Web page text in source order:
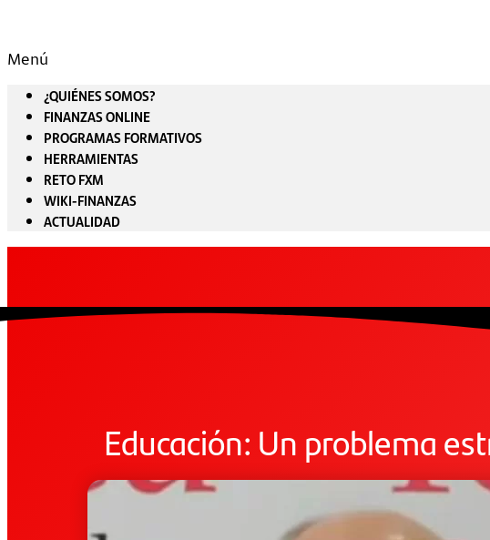
Menú
¿QUIÉNES SOMOS?
FINANZAS ONLINE
PROGRAMAS FORMATIVOS
HERRAMIENTAS
RETO FXM
WIKI-FINANZAS
ACTUALIDAD
Educación: Un problema